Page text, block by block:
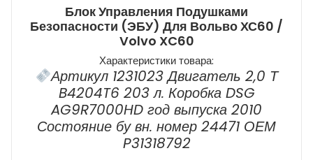
Блок Управления Подушками
Безопасности (ЭБУ) Для Вольво ХС60 /
Volvo XC60
Характеристики товара:
Артикул 1231023 Двигатель 2,0 Т
B4204T6 203 л. Коробка DSG
AG9R7000HD год выпуска 2010
Состояние бу вн. номер 24471 ОЕМ
P31318792